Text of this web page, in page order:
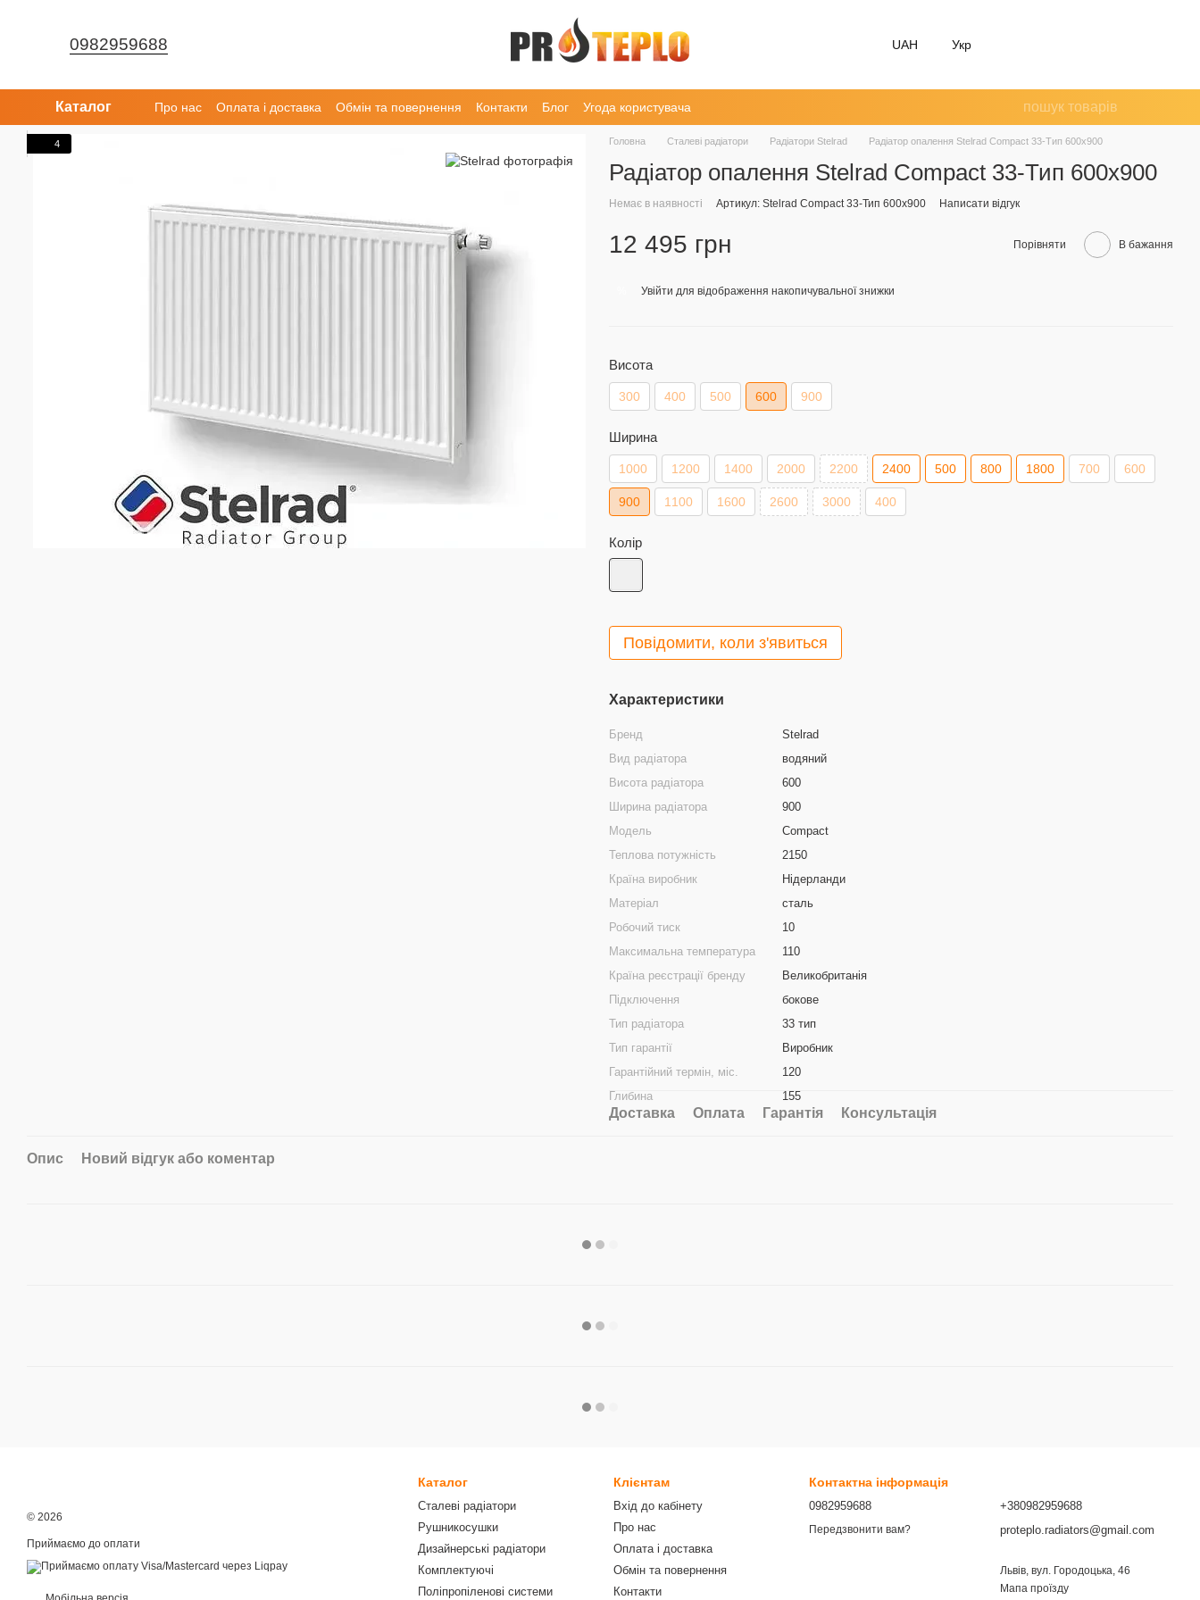
0982959688 UAH Укр
Каталог Про нас Оплата і доставка Обмін та повернення Контакти Блог Угода користувача
4 Головна Сталеві радіатори Радіатори Stelrad Радіатор опалення Stelrad Compact 33-Тип 600x900
Радіатор опалення Stelrad Compact 33-Тип 600x900
Немає в наявності Артикул: Stelrad Compact 33-Тип 600x900 Написати відгук
12 495 грн Порівняти В бажання
Увійти для відображення накопичувальної знижки
Висота
300 400 500 600 900
Ширина
1000 1200 1400 2000 2200 2400 500 800 1800 700 600
900 1100 1600 2600 3000 400
Колір
Повідомити, коли з'явиться
Характеристики
Бренд
Stelrad
Вид радіатора
водяний
Висота радіатора
600
Ширина радіатора
900
Модель
Compact
Теплова потужність
2150
Країна виробник
Нідерланди
Матеріал
сталь
Робочий тиск
10
Максимальна температура
110
Країна реєстрації бренду
Великобританія
Підключення
бокове
Тип радіатора
33 тип
Тип гарантії
Виробник
Гарантійний термін, міс.
120
Глибина
155
Доставка Оплата Гарантія Консультація
Опис Новий відгук або коментар
© 2026
Приймаємо до оплати
Каталог
Сталеві радіатори
Рушникосушки
Дизайнерські радіатори
Комплектуючі
Поліпропіленові системи
Клієнтам
Вхід до кабінету
Про нас
Оплата і доставка
Обмін та повернення
Контакти
Контактна інформація
0982959688
Передзвонити вам?
+380982959688
proteplo.radiators@gmail.com
Львів, вул. Городоцька, 46
Мапа проїзду